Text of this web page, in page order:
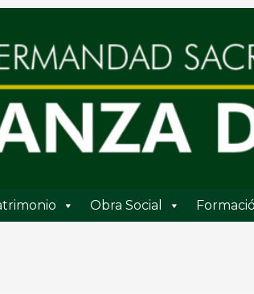
Obra Social